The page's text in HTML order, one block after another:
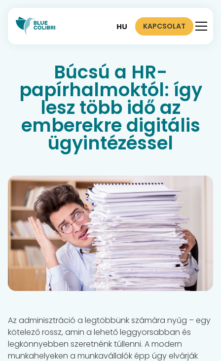
HU KAPCSOLAT
Búcsú a HR-
papírhalmoktól: így
lesz több idő az
emberekre digitális
ügyintézéssel
Az adminisztráció a legtöbbünk számára nyűg – egy
kötelező rossz, amin a lehető leggyorsabban és
legkönnyebben szeretnénk túllenni. A modern
munkahelyeken a munkavállalók épp úgy elvárják